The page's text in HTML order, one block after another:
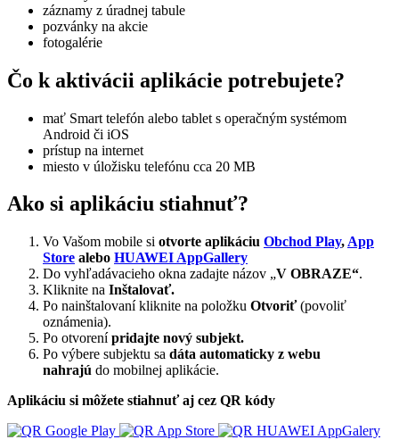
záznamy z úradnej tabule
pozvánky na akcie
fotogalérie
Čo k aktivácii aplikácie potrebujete?
mať Smart telefón alebo tablet s operačným systémom
Android či iOS
prístup na internet
miesto v úložisku telefónu cca 20 MB
Ako si aplikáciu stiahnuť?
Vo Vašom mobile si otvorte aplikáciu Obchod Play, App
Store alebo HUAWEI AppGallery
Do vyhľadávacieho okna zadajte názov „V OBRAZE“.
Kliknite na Inštalovať.
Po nainštalovaní kliknite na položku Otvoriť(povoliť
oznámenia).
Po otvorenípridajte nový subjekt.
Po výbere subjektu sa dáta automaticky z webu
nahrajú do mobilnej aplikácie.
Aplikáciu si môžete stiahnuť aj cez QR kódy